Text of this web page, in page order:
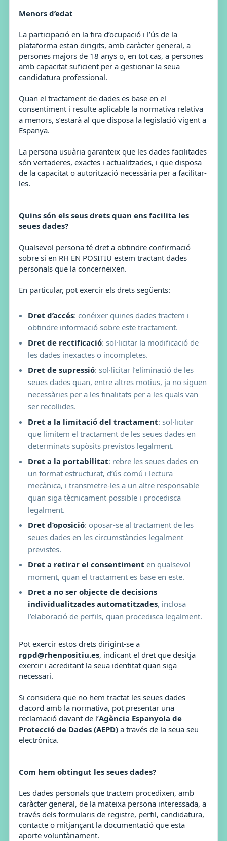
Menors d’edat
La participació en la fira d’ocupació i l’ús de la
plataforma estan dirigits, amb caràcter general, a
persones majors de 18 anys o, en tot cas, a persones
amb capacitat suficient per a gestionar la seua
candidatura professional.
Quan el tractament de dades es base en el
consentiment i resulte aplicable la normativa relativa
a menors, s’estarà al que disposa la legislació vigent a
Espanya.
La persona usuària garanteix que les dades facilitades
són vertaderes, exactes i actualitzades, i que disposa
de la capacitat o autorització necessària per a facilitar-
les.
Quins són els seus drets quan ens facilita les
seues dades?
Qualsevol persona té dret a obtindre confirmació
sobre si en RH EN POSITIU estem tractant dades
personals que la concerneixen.
En particular, pot exercir els drets següents:
Dret d’accés: conéixer quines dades tractem i
obtindre informació sobre este tractament.
Dret de rectificació: sol·licitar la modificació de
les dades inexactes o incompletes.
Dret de supressió: sol·licitar l’eliminació de les
seues dades quan, entre altres motius, ja no siguen
necessàries per a les finalitats per a les quals van
ser recollides.
Dret a la limitació del tractament: sol·licitar
que limitem el tractament de les seues dades en
determinats supòsits previstos legalment.
Dret a la portabilitat: rebre les seues dades en
un format estructurat, d’ús comú i lectura
mecànica, i transmetre-les a un altre responsable
quan siga tècnicament possible i procedisca
legalment.
Dret d’oposició: oposar-se al tractament de les
seues dades en les circumstàncies legalment
previstes.
Dret a retirar el consentiment en qualsevol
moment, quan el tractament es base en este.
Dret a no ser objecte de decisions
individualitzades automatitzades, inclosa
l’elaboració de perfils, quan procedisca legalment.
Pot exercir estos drets dirigint-se a
rgpd@rhenpositiu.es, indicant el dret que desitja
exercir i acreditant la seua identitat quan siga
necessari.
Si considera que no hem tractat les seues dades
d’acord amb la normativa, pot presentar una
reclamació davant de l’Agència Espanyola de
Protecció de Dades (AEPD) a través de la seua seu
electrònica.
Com hem obtingut les seues dades?
Les dades personals que tractem procedixen, amb
caràcter general, de la mateixa persona interessada, a
través dels formularis de registre, perfil, candidatura,
contacte o mitjançant la documentació que esta
aporte voluntàriament.